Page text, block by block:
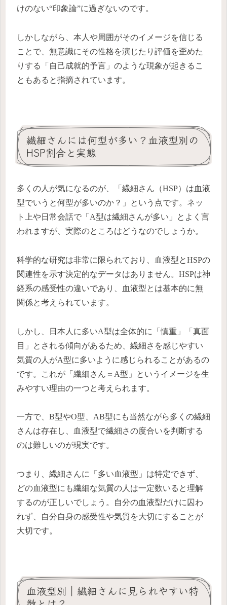
けのない“印象論”に過ぎないのです。
しかしながら、本人や周囲がそのイメージを信じる
ことで、無意識にその性格を演じたり評価を歪めた
りする「自己成就的予言」のような現象が起きるこ
ともあると指摘されています。
繊細さんには何型が多い？血液型別の
HSP割合と実態
多くの人が気になるのが、「繊細さん（HSP）は血液
型でいうと何型が多いのか？」という点です。ネッ
ト上や日常会話で「A型は繊細さんが多い」とよく言
われますが、実際のところはどうなのでしょうか。
科学的な研究は非常に限られており、血液型とHSPの
関連性を示す決定的なデータはありません。HSPは神
経系の感受性の違いであり、血液型とは基本的に無
関係と考えられています。
しかし、日本人に多いA型は全体的に「慎重」「真面
目」とされる傾向があるため、繊細さを感じやすい
気質の人がA型に多いように感じられることがあるの
です。これが「繊細さん＝A型」というイメージを生
みやすい理由の一つと考えられます。
一方で、B型やO型、AB型にも当然ながら多くの繊細
さんは存在し、血液型で繊細さの度合いを判断する
のは難しいのが現実です。
つまり、繊細さんに「多い血液型」は特定できず、
どの血液型にも繊細な気質の人は一定数いると理解
するのが正しいでしょう。自分の血液型だけに囚わ
れず、自分自身の感受性や気質を大切にすることが
大切です。
血液型別｜繊細さんに見られやすい特